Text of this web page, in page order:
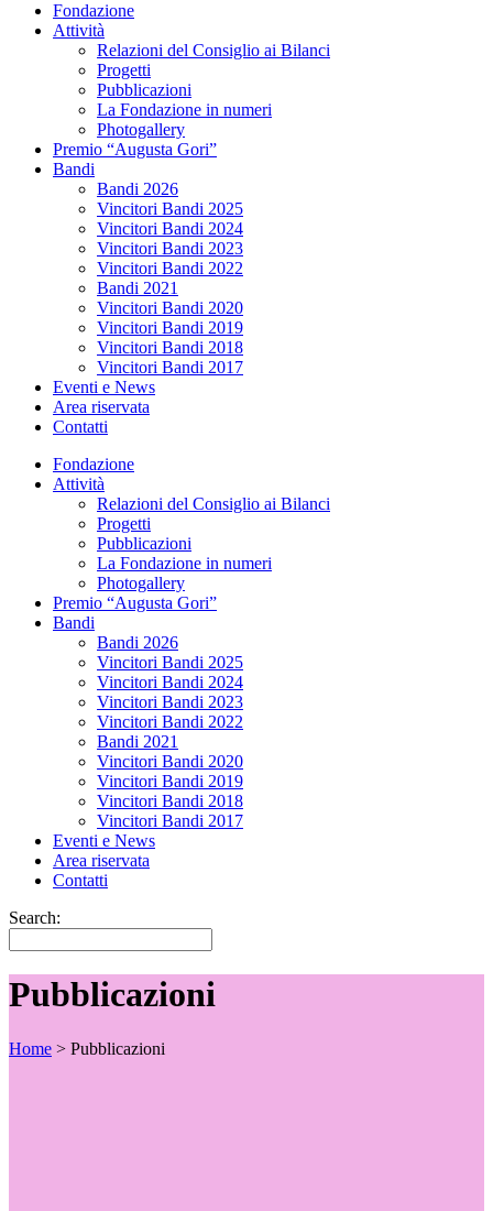
Fondazione
Attività
Relazioni del Consiglio ai Bilanci
Progetti
Pubblicazioni
La Fondazione in numeri
Photogallery
Premio “Augusta Gori”
Bandi
Bandi 2026
Vincitori Bandi 2025
Vincitori Bandi 2024
Vincitori Bandi 2023
Vincitori Bandi 2022
Bandi 2021
Vincitori Bandi 2020
Vincitori Bandi 2019
Vincitori Bandi 2018
Vincitori Bandi 2017
Eventi e News
Area riservata
Contatti
Fondazione
Attività
Relazioni del Consiglio ai Bilanci
Progetti
Pubblicazioni
La Fondazione in numeri
Photogallery
Premio “Augusta Gori”
Bandi
Bandi 2026
Vincitori Bandi 2025
Vincitori Bandi 2024
Vincitori Bandi 2023
Vincitori Bandi 2022
Bandi 2021
Vincitori Bandi 2020
Vincitori Bandi 2019
Vincitori Bandi 2018
Vincitori Bandi 2017
Eventi e News
Area riservata
Contatti
Search:
Pubblicazioni
Home > Pubblicazioni